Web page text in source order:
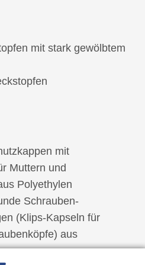
mit stark gewölbtem
mit
Muttern und
Polyethylen
Schrauben-
(Klips-Kapseln für
aus